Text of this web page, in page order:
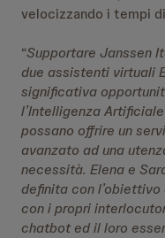
velocizzando i tempi
“Supportare Janssen
due assistenti virtuali
significativa
l’Intelligenza
possano offrire un
avanzato ad una
necessità. Elena e
definita con
con i propri
chatbot ed il loro